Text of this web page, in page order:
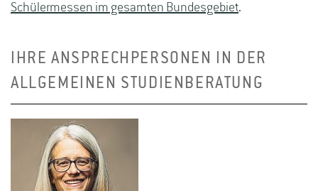
Schülermessen im gesamten Bundesgebiet.
IHRE ANSPRECHPERSONEN IN DER
ALLGEMEINEN STUDIENBERATUNG